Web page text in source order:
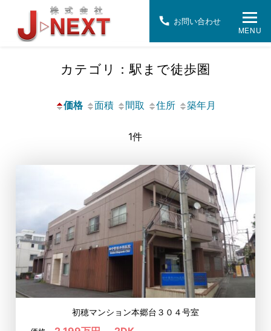
MENU
カテゴリ：駅まで徒歩圏
価格 面積 間取 住所 築年月
1件
初穂マンション本郷台３０４号室
お問い合わせ